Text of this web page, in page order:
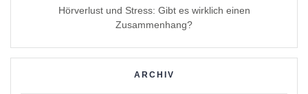
Hörverlust und Stress: Gibt es wirklich einen
Zusammenhang?
ARCHIV